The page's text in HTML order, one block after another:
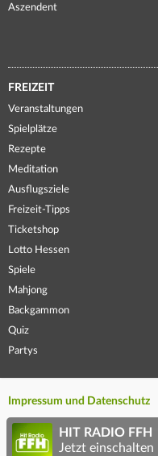
Aszendent
FREIZEIT
Veranstaltungen
Spielplätze
Rezepte
Meditation
Ausflugsziele
Freizeit-Tipps
Ticketshop
Lotto Hessen
Spiele
Mahjong
Backgammon
Quiz
Partys
Impressum und Datenschutz
HIT RADIO FFH
Jetzt einschalten